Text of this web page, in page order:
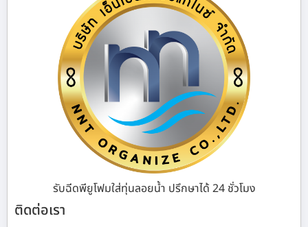
รับฉีดพียูโฟมใส่ทุ่นลอยน้ำ ปรึกษาได้ 24 ชั่วโมง
ติดต่อเรา